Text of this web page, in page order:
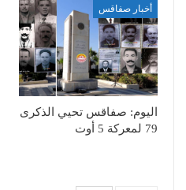
أخبار صفاقس
اليوم: صفاقس تحيي الذكرى
79 لمعركة 5 أوت